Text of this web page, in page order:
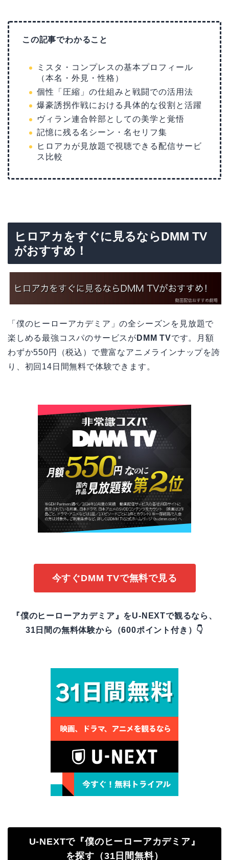
この記事でわかること
ミスタ・コンプレスの基本プロフィール
（本名・外見・性格）
個性「圧縮」の仕組みと戦闘での活用法
爆豪誘拐作戦における具体的な役割と活躍
ヴィラン連合幹部としての美学と覚悟
記憶に残る名シーン・名セリフ集
ヒロアカが見放題で視聴できる配信サービ
ス比較
ヒロアカをすぐに見るならDMM TV
がおすすめ！
「僕のヒーローアカデミア」の全シーズンを見放題で
楽しめる最強コスパのサービスが DMM TVです。月額
わずか550円（税込）で豊富なアニメラインナップを誇
り、初回14日間無料で体験できます。
今すぐDMM TVで無料で見る
『僕のヒーローアカデミア』をU-NEXTで観るなら、
31日間の無料体験から（600ポイント付き）👇
U-NEXTで『僕のヒーローアカデミア』
を探す（31日間無料）